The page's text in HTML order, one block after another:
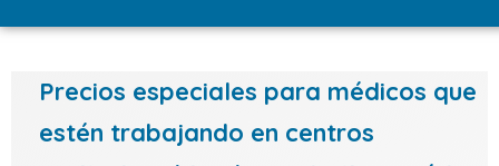
Precios especiales para médicos que
estén trabajando en centros